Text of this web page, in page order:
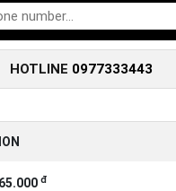
HOTLINE 0977333443
đ